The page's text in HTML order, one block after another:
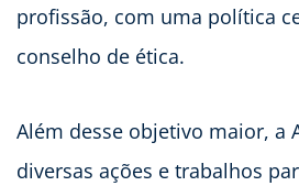
profissão, com uma política
conselho de ética.
Além desse objetivo maior, a
diversas ações e trabalhos